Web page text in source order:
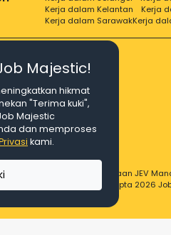
Kerja dalam Kelantan
Kerja
Kerja dalam SarawakKerja
2026 Agensi Pekerjaan JEV
© Hakcipta 2026
Majestic!
hikmat
"Terima kuki",
Majestic
dan memproses
kami.